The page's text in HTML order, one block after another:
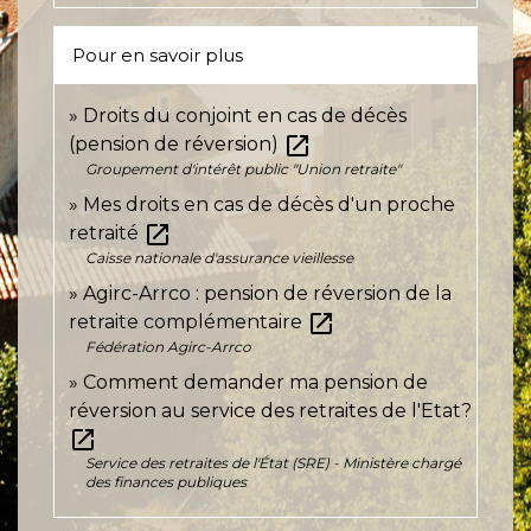
Pour en savoir plus
Droits du conjoint en cas de décès
(pension de réversion) open_in_new
Groupement d'intérêt public "Union retraite"
Mes droits en cas de décès d'un proche
retraité open_in_new
Caisse nationale d'assurance vieillesse
Agirc-Arrco : pension de réversion de la
retraite complémentaire open_in_new
Fédération Agirc-Arrco
Comment demander ma pension de
réversion au service des retraites de l'Etat?
open_in_new
Service des retraites de l'État (SRE) - Ministère chargé
des finances publiques